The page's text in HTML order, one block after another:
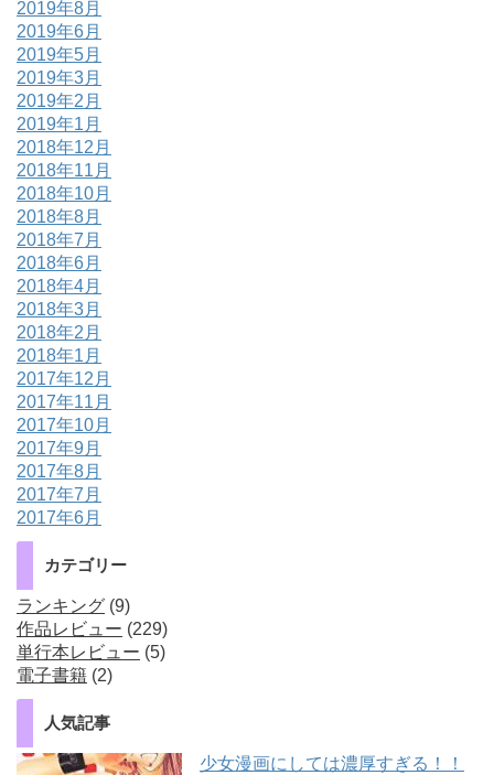
2019年8月
2019年6月
2019年5月
2019年3月
2019年2月
2019年1月
2018年12月
2018年11月
2018年10月
2018年8月
2018年7月
2018年6月
2018年4月
2018年3月
2018年2月
2018年1月
2017年12月
2017年11月
2017年10月
2017年9月
2017年8月
2017年7月
2017年6月
カテゴリー
ランキング (9)
作品レビュー (229)
単行本レビュー (5)
電子書籍 (2)
人気記事
少女漫画にしては濃厚すぎる！！